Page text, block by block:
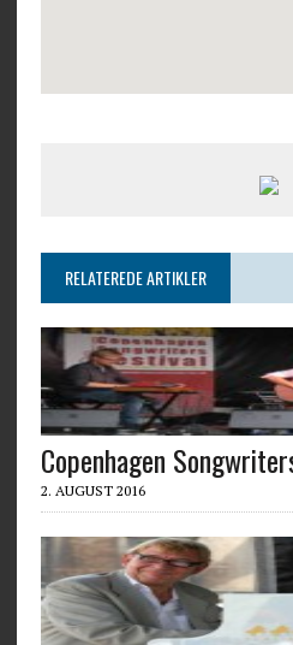
RELATEREDE ARTIKLER
Copenhagen
2. AUGUST 2016